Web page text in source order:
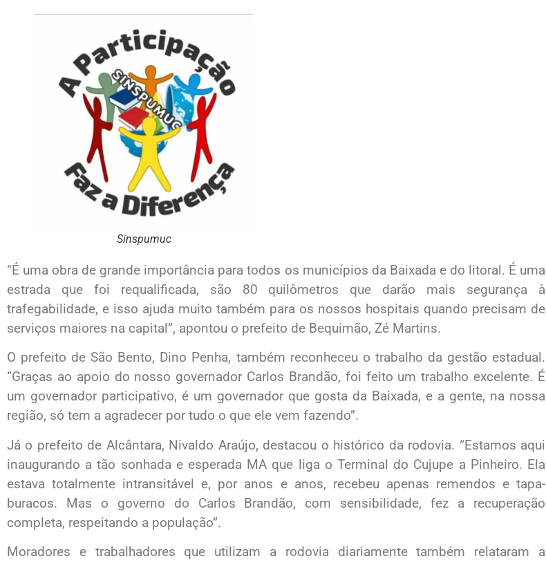
Sinspumuc
“É uma obra de grande importância para todos os municípios da Baixada e do litoral. É uma
estrada que foi requalificada, são 80 quilômetros que darão mais segurança à
trafegabilidade, e isso ajuda muito também para os nossos hospitais quando precisam de
serviços maiores na capital”, apontou o prefeito de Bequimão, Zé Martins.
O prefeito de São Bento, Dino Penha, também reconheceu o trabalho da gestão estadual.
“Graças ao apoio do nosso governador Carlos Brandão, foi feito um trabalho excelente. É
um governador participativo, é um governador que gosta da Baixada, e a gente, na nossa
região, só tem a agradecer por tudo o que ele vem fazendo”.
Já o prefeito de Alcântara, Nivaldo Araújo, destacou o histórico da rodovia. “Estamos aqui
inaugurando a tão sonhada e esperada MA que liga o Terminal do Cujupe a Pinheiro. Ela
estava totalmente intransitável e, por anos e anos, recebeu apenas remendos e tapa-
buracos. Mas o governo do Carlos Brandão, com sensibilidade, fez a recuperação
completa, respeitando a população”.
Moradores e trabalhadores que utilizam a rodovia diariamente também relataram a